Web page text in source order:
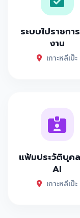
ระบบไปราชกา
งาน
เกาะหลีเป๊ะ
แฟ้มประวัติบุค
AI
เกาะหลีเป๊ะ